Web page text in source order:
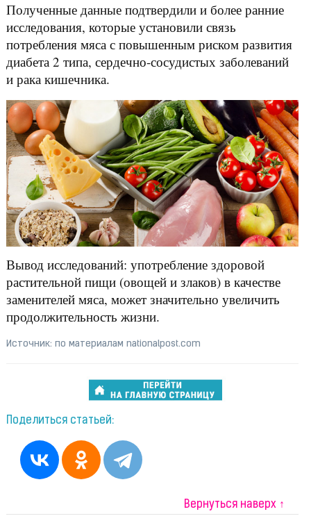
Полученные данные подтвердили и более ранние
исследования, которые установили связь
потребления мяса с повышенным риском развития
диабета 2 типа, сердечно-сосудистых заболеваний
и рака кишечника.
Вывод исследований: употребление здоровой
растительной пищи (овощей и злаков) в качестве
заменителей мяса, может значительно увеличить
продолжительность жизни.
Источник: по материалам nationalpost.com
Поделиться статьей:
Вернуться наверх ↑